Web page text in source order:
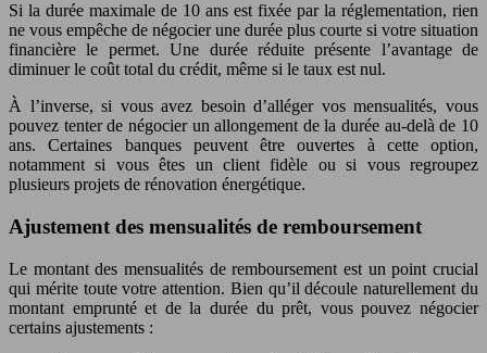
Si la durée maximale de 10 ans est fixée par la réglementation, rien
ne vous empêche de négocier une durée plus courte si votre situation
financière le permet. Une durée réduite présente l’avantage de
diminuer le coût total du crédit, même si le taux est nul.
À l’inverse, si vous avez besoin d’alléger vos mensualités, vous
pouvez tenter de négocier un allongement de la durée au-delà de 10
ans. Certaines banques peuvent être ouvertes à cette option,
notamment si vous êtes un client fidèle ou si vous regroupez
plusieurs projets de rénovation énergétique.
Ajustement des mensualités de remboursement
Le montant des mensualités de remboursement est un point crucial
qui mérite toute votre attention. Bien qu’il découle naturellement du
montant emprunté et de la durée du prêt, vous pouvez négocier
certains ajustements :